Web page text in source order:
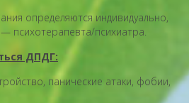
определяются индивидуально,
психотерапевта/психиатра.
ДПДГ:
панические атаки, фобии,